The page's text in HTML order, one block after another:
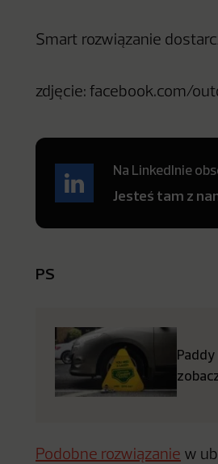
Smart rozwiązanie
zdjęcie: facebook.com/
Na LinkedInie
Jesteś tam z
PS
Paddy
Podobne rozwiązanie w